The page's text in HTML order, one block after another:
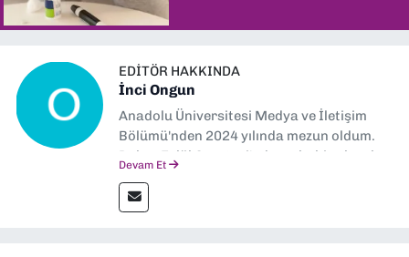
EDITÖR HAKKINDA
İnci Ongun
Anadolu Üniversitesi Medya ve İletişim
Bölümü'nden 2024 yılında mezun oldum.
Dokuz Eylül Gazetesi'nde muhabir olarak
Devam Et